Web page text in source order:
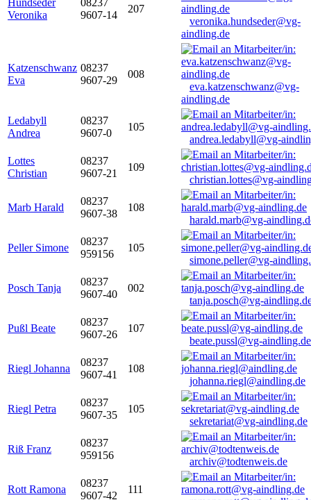
Hundseder
Veronika
08237
9607-14
207
veronika.hundseder@vg-
aindling.de
Katzenschwanz
Eva
08237
9607-29
008
eva.katzenschwanz@vg-
aindling.de
Ledabyll
Andrea
08237
9607-0
105
andrea.ledabyll@vg-
Lottes
Christian
08237
9607-21
109
christian.lottes@vg-
Marb Harald
08237
9607-38
108
harald.marb@vg-
Peller Simone
08237
959156
105
simone.peller@vg-
Posch Tanja
08237
9607-40
002
tanja.posch@vg-
Pußl Beate
08237
9607-26
107
beate.pussl@vg-aindling.de
Riegl Johanna
08237
9607-41
108
johanna.riegl@aindling.de
Riegl Petra
08237
9607-35
105
sekretariat@vg-aindling.de
Riß Franz
08237
959156
archiv@todtenweis.de
Rott Ramona
08237
9607-42
111